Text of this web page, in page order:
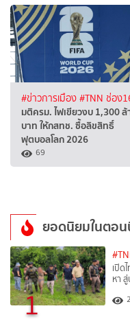
#ข่าวการเมือง#TNN ช่อง
มติครม. ไฟเขียวงบ 1,300 ล้
บาท ให้กสทช. ซื้อลิขสิทธิ์
ฟุตบอลโลก 2026
69
ยอดนิยมในตอ
1
เปิด
หา